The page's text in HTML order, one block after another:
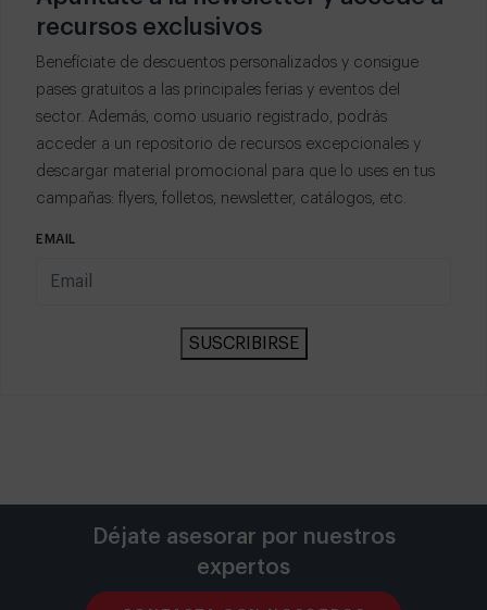
Apúntate a la newsletter y accede a
recursos exclusivos
Benefíciate de descuentos personalizados y consigue
sector. Además, como usuario registrado, podrás
acceder a un repositorio de recursos excepcionales y
campañas: flyers, folletos, newsletter, catálogos, etc.